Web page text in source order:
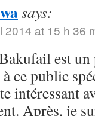
says:
2014 at 15 h 36
est un
ce public
intéressant
Après, je